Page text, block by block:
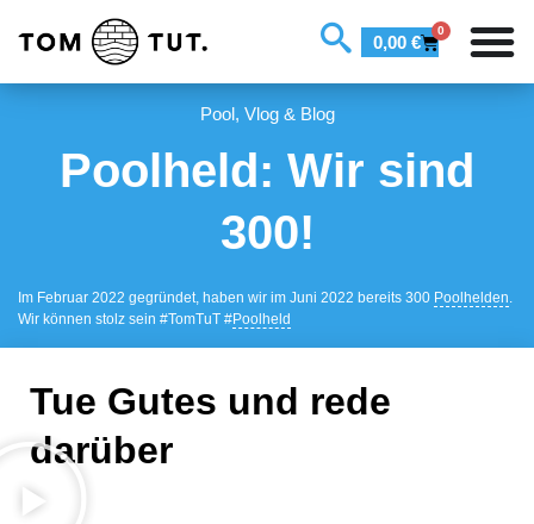
0,00 €
0
Pool, Vlog & Blog
Poolheld: Wir sind
300!
Im Februar 2022 gegründet, haben wir im Juni 2022 bereits 300 Poolhelden.
Wir können stolz sein #TomTuT #Poolheld
Tue Gutes und rede
darüber